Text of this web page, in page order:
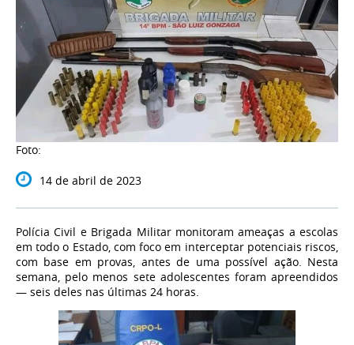
Foto:
14 de abril de 2023
Polícia Civil e Brigada Militar monitoram ameaças a escolas
em todo o Estado, com foco em interceptar potenciais riscos,
com base em provas, antes de uma possível ação. Nesta
semana, pelo menos sete adolescentes foram apreendidos
— seis deles nas últimas 24 horas.